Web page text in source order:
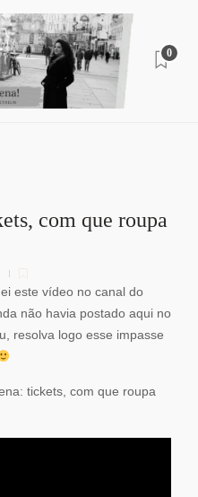
0
com que roupa
este vídeo no canal do
não havia postado aqui no
resolva logo esse impasse
tickets, com que roupa